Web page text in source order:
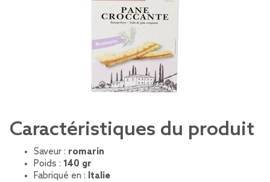
Caractéristiques du produit
Saveur : romarin
Poids : 140 gr
Fabriqué en : Italie